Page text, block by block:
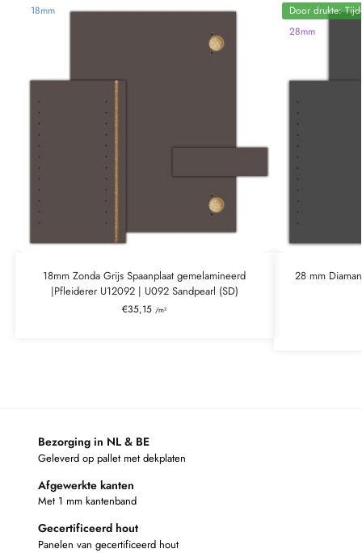
18mm
18mm Zonda Grijs Spaanplaat gemelamineerd
|Pfleiderer U12092 | U092 Sandpearl (SD)
€35,15 /m²
Door drukte:
28mm
28 mm
Bezorging in NL & BE
Geleverd op pallet met dekplaten
Afgewerkte kanten
Met 1 mm kantenband
Gecertificeerd hout
Panelen van gecertificeerd hout